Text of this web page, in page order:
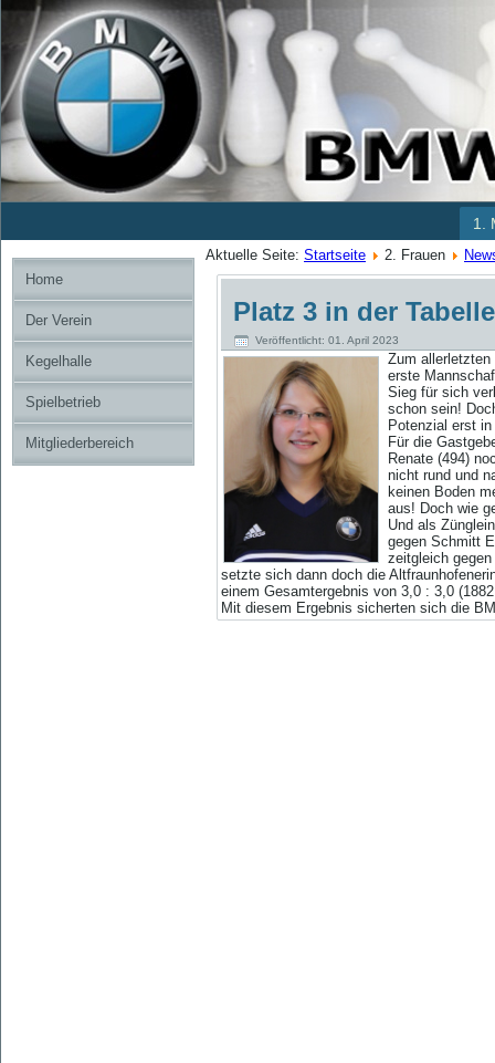
1.
Home
Der Verein
Kegelhalle
Spielbetrieb
Mitgliederbereich
Aktuelle Seite: Startseite 2. Frauen
Platz 3 in der
Veröffentlicht: 01. April 2023
Zum allerletzten
erste
Sieg für sich
schon sein!
Potenzial erst
Für die
Renate (494)
nicht rund und
keinen Boden
aus! Doch wie
Und als
gegen Schmitt
zeitgleich
setzte sich dann doch die
einem Gesamtergebnis von 3,0 : 3,0
Mit diesem Ergebnis sicherten sich die